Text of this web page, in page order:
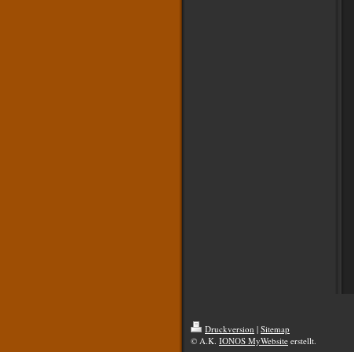
Druckversion | Sitemap
© A.K. IONOS MyWebsite erstellt.